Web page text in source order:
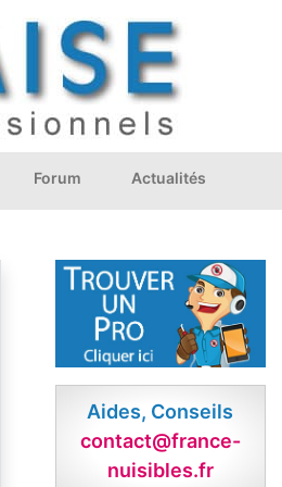
Forum Actualités
Aides, Conseils
contact@france-
nuisibles.fr